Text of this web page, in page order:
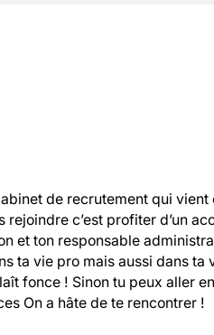
de recrutement qui
c’est profiter d’un
et ton responsable
ta vie pro mais aussi dans ta
fonce ! Sinon tu peux aller
On a hâte de te rencontrer !